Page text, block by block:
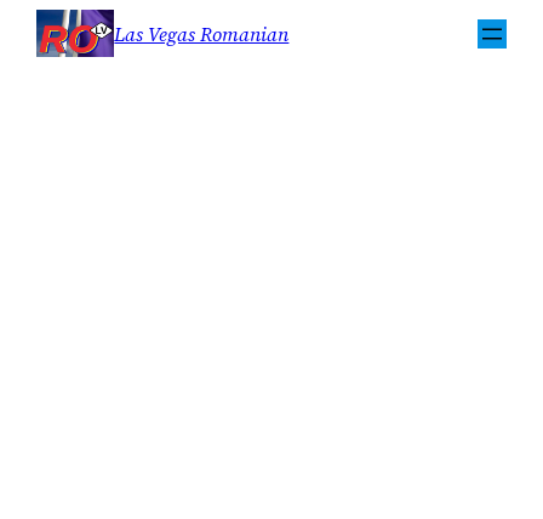
Sari
Las Vegas Romanian